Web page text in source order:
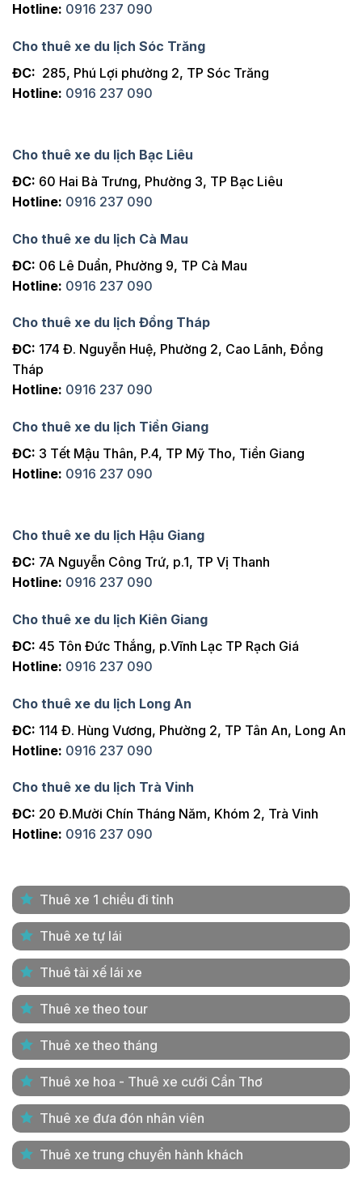
Hotline: 0916 237 090
Cho thuê xe du lịch Sóc Trăng
ĐC: 285, Phú Lợi phường 2, TP Sóc Trăng
Hotline: 0916 237 090
Cho thuê xe du lịch Bạc Liêu
ĐC: 60 Hai Bà Trưng, Phường 3, TP Bạc Liêu
Hotline: 0916 237 090
Cho thuê xe du lịch Cà Mau
ĐC: 06 Lê Duẩn, Phường 9, TP Cà Mau
Hotline: 0916 237 090
Cho thuê xe du lịch Đồng Tháp
ĐC: 174 Đ. Nguyễn Huệ, Phường 2, Cao Lãnh, Đồng
Tháp
Hotline: 0916 237 090
Cho thuê xe du lịch Tiền Giang
ĐC: 3 Tết Mậu Thân, P.4, TP Mỹ Tho, Tiền Giang
Hotline: 0916 237 090
Cho thuê xe du lịch Hậu Giang
ĐC: 7A Nguyễn Công Trứ, p.1, TP Vị Thanh
Hotline: 0916 237 090
Cho thuê xe du lịch Kiên Giang
ĐC: 45 Tôn Đức Thắng, p.Vĩnh Lạc TP Rạch Giá
Hotline: 0916 237 090
Cho thuê xe du lịch Long An
ĐC: 114 Đ. Hùng Vương, Phường 2, TP Tân An, Long An
Hotline: 0916 237 090
Cho thuê xe du lịch Trà Vinh
ĐC: 20 Đ.Mười Chín Tháng Năm, Khóm 2, Trà Vinh
Hotline: 0916 237 090
Thuê xe 1 chiều đi tỉnh
Thuê xe tự lái
Thuê tài xế lái xe
Thuê xe theo tour
Thuê xe theo tháng
Thuê xe hoa - Thuê xe cưới Cần Thơ
Thuê xe đưa đón nhân viên
Thuê xe trung chuyển hành khách